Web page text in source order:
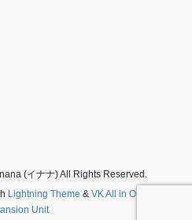
(イナナ) All Rights Reserved.
Lightning Theme & VK All in One
Unit